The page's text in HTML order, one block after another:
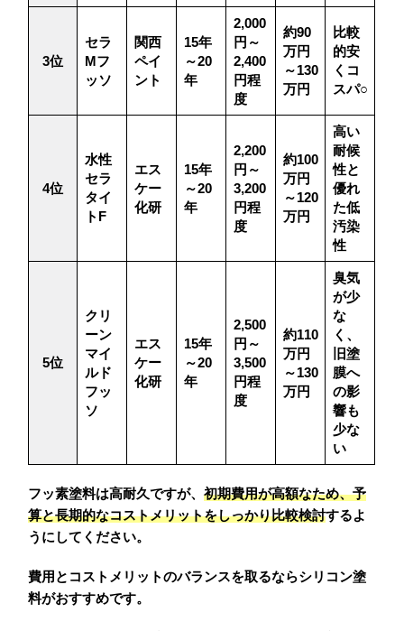
3位
セラ
Mフ
ッソ
関西
ペイ
ント
15年
～20
年
2,000
円～
2,400
円程
度
約90
万円
～130
万円
比較
的安
くコ
スパ○
4位
水性
セラ
タイ
トF
エス
ケー
化研
15年
～20
年
2,200
円～
3,200
円程
度
約100
万円
～120
万円
高い
耐候
性と
優れ
た低
汚染
性
5位
クリ
ーン
マイ
ルド
フッ
ソ
エス
ケー
化研
15年
～20
年
2,500
円～
3,500
円程
度
約110
万円
～130
万円
臭気
が少
な
く、
旧塗
膜へ
の影
響も
少な
い
フッ素塗料は高耐久ですが、初期費用が高額なため、予
算と長期的なコストメリットをしっかり比較検討するよ
うにしてください。
費用とコストメリットのバランスを取るならシリコン塗
料がおすすめです。